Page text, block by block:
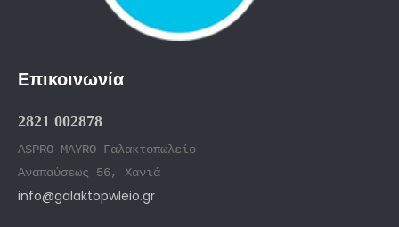
Επικοινωνία
2821 002878
ASPRO MAYRO Γαλακτοπωλείο
Αναπαύσεως 56, Χανιά
info@galaktopwleio.gr